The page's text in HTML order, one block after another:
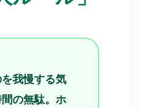
を我慢する気
の無駄。ホ